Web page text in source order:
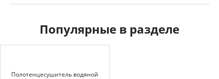
Популярные в разделе
Полотенцесушитель водяной